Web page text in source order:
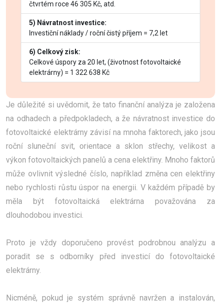
čtvrtém roce 46 305 Kč, atd.
5) Návratnost investice:
Investiční náklady / roční čistý příjem = 7,2 let
6) Celkový zisk:
Celkové úspory za 20 let, (životnost fotovoltaické
elektrárny) = 1 322 638 Kč
Je důležité si uvědomit, že tato finanční analýza je založena
na odhadech a předpokladech, a že návratnost investice do
fotovoltaické elektrárny závisí na mnoha faktorech, jako jsou
roční sluneční svit, orientace a sklon střechy, velikost a
výkon fotovoltaických panelů a cena elektřiny. Mnoho faktorů
může ovlivnit výsledné číslo, například změna cen elektřiny
nebo rychlosti růstu úspor na energii. V každém případě by
měla být fotovoltaická elektrárna považována za
dlouhodobou investici.
Proto je vždy doporučeno provést podrobnou analýzu a
poradit se s odborníky před investicí do fotovoltaické
elektrárny.
Nicméně, pokud je systém správně navržen a instalován,